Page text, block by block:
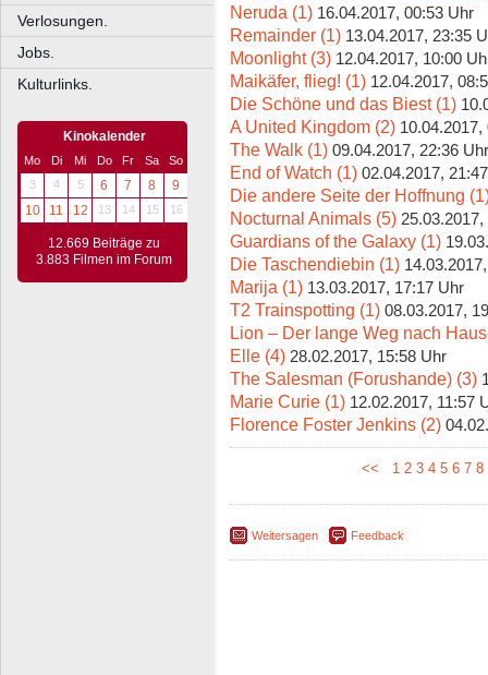
Verlosungen.
Jobs.
Kulturlinks.
Kinokalender
Mo Di Mi Do Fr Sa
So
3
4 5 6 7 8
9
10
11 12 13 14 15 16
12.669 Beiträge zu
3.883 Filmen im Forum
Neruda (1) 16.04.2017, 00:53 Uhr
Remainder (1) 13.04.2017, 23:35
Moonlight (3) 12.04.2017, 10:00
Maikäfer, flieg! (1) 12.04.2017,
Die Schöne und das Biest (1)
A United Kingdom (2) 10.04.2017,
The Walk (1) 09.04.2017, 22:36 Uhr
End of Watch (1) 02.04.2017,
Die andere Seite der Hoffnung
Nocturnal Animals (5)
Guardians of the Galaxy (1)
Die Taschendiebin (1)
Marija (1) 13.03.2017, 17:17 Uhr
T2 Trainspotting (1) 08.03.2017,
Lion – Der lange Weg nach
Elle (4) 28.02.2017, 15:58 Uhr
The Salesman (Forushande) (3)
Marie Curie (1) 12.02.2017, 11:57
Florence Foster Jenkins (2)
<< 1 2 3 4 5 6 7 8
Weitersagen Feedback